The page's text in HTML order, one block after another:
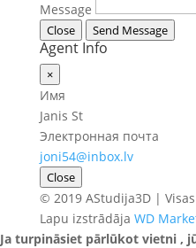
Message
Close Send Message
Agent Info
×
Имя
Janis St
Электронная почта
joni54@inbox.lv
Close
© 2019 AStudija3D |
Lapu izstrādāja WD
Ja turpināsiet pārlūkot vietni ,